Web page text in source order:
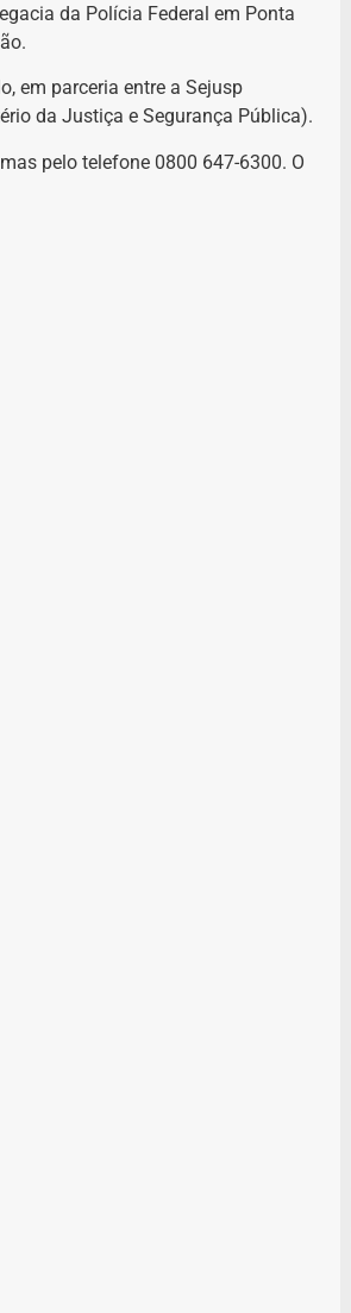
da Polícia Federal em Ponta
em parceria entre a Sejusp
da Justiça e Segurança Pública).
pelo telefone 0800 647-6300. O